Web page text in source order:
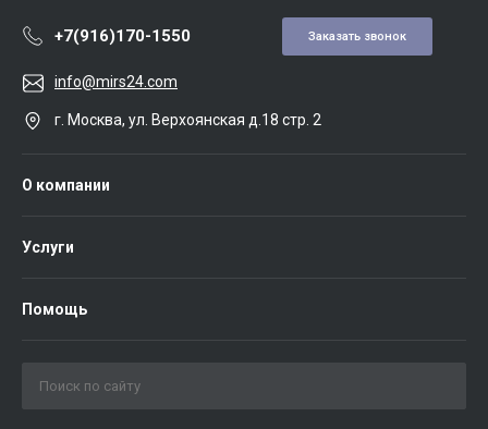
+7(916)170-1550 Заказать звонок
info@mirs24.com
г. Москва, ул. Верхоянская д.18 стр. 2
О компании
Услуги
Помощь